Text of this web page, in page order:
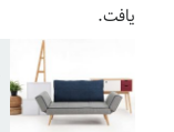
یافت.